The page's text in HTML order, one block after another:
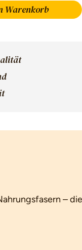
Warenkorb
–